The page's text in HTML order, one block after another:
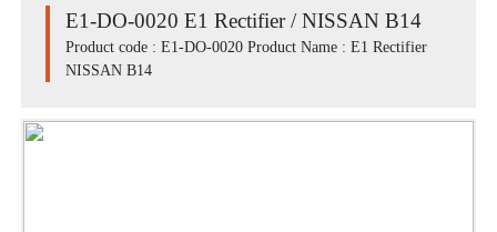
E1-DO-0020 E1 Rectifier / NISSAN B14
Product code : E1-DO-0020 Product Name : E1 Rectifier
NISSAN B14